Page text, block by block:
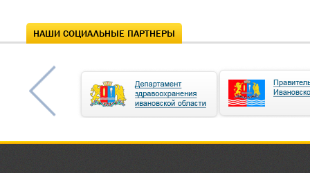
НАШИ СОЦИАЛЬНЫЕ ПАРТНЕРЫ